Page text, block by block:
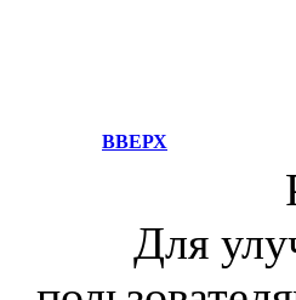
ВВЕРХ
Для